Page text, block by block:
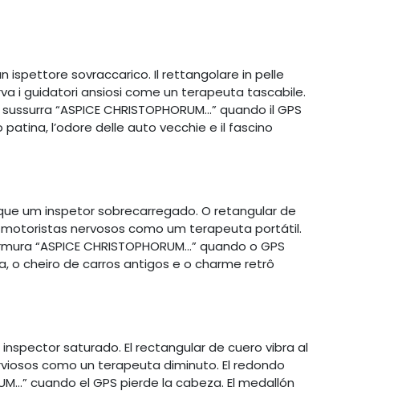
ispettore sovraccarico. Il rettangolare in pelle
i guidatori ansiosi come un terapeuta tascabile.
“ASPICE CHRISTOPHORUM…” quando il GPS
l’odore delle auto vecchie e il fascino
um inspetor sobrecarregado. O retangular de
motoristas nervosos como um terapeuta portátil.
CHRISTOPHORUM…” quando o GPS
o cheiro de carros antigos e o charme retrô
saturado. El rectangular de cuero vibra al
como un terapeuta diminuto. El redondo
cuando el GPS pierde la cabeza. El medallón